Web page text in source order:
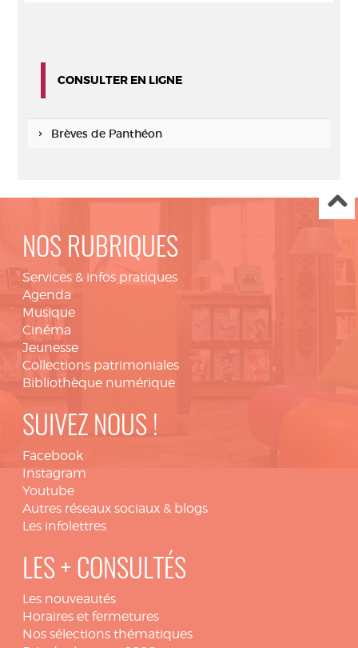
CONSULTER EN LIGNE
Brèves de Panthéon
NOS RUBRIQUES
Services & infos pratiques
Agenda
Musique
Cinéma
Jeunesse
Collections patrimoniales
Bibliothèque numérique
SUIVEZ NOUS !
Facebook
Instagram
Youtube
Autres réseaux sociaux & blogs
Les infolettres
LES + CONSULTÉS
Les nouveautés
Horaires et fermetures
Nos sélections thématiques